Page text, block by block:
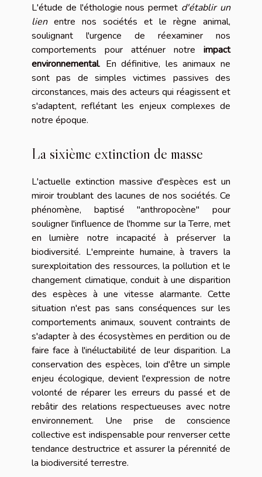
L'étude de l'éthologie nous permet d'établir un
lienentre nos sociétés et le règne animal,
soulignant l'urgence de réexaminer nos
comportements pour atténuer notre impact
environnemental. En définitive, les animaux ne
sont pas de simples victimes passives des
circonstances, mais des acteurs qui réagissent et
s'adaptent, reflétant les enjeux complexes de
notre époque.
La sixième extinction de masse
L'actuelle extinction massive d'espèces est un
miroir troublant des lacunes de nos sociétés. Ce
phénomène, baptisé "anthropocène" pour
souligner l'influence de l'homme sur la Terre, met
en lumière notre incapacité à préserver la
biodiversité. L'empreinte humaine, à travers la
surexploitation des ressources, la pollution et le
changement climatique, conduit à une disparition
des espèces à une vitesse alarmante. Cette
situation n'est pas sans conséquences sur les
comportements animaux, souvent contraints de
s'adapter à des écosystèmes en perdition ou de
faire face à l'inéluctabilité de leur disparition. La
conservation des espèces, loin d'être un simple
enjeu écologique, devient l'expression de notre
volonté de réparer les erreurs du passé et de
rebâtir des relations respectueuses avec notre
environnement. Une prise de conscience
collective est indispensable pour renverser cette
tendance destructrice et assurer la pérennité de
la biodiversité terrestre.